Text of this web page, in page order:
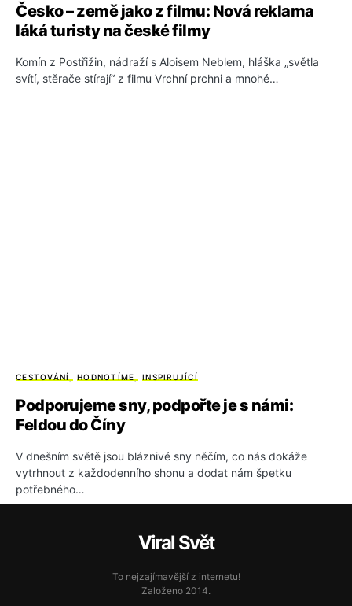
Česko – země jako z filmu: Nová reklama
láká turisty na české filmy
Komín z Postřižin, nádraží s Aloisem Neblem, hláška „světla
svítí, stěrače stírají“ z filmu Vrchní prchni a mnohé…
CESTOVÁNÍ HODNOTÍME INSPIRUJÍCÍ
Podporujeme sny, podpořte je s námi:
Feldou do Číny
V dnešním světě jsou bláznivé sny něčím, co nás dokáže
vytrhnout z každodenního shonu a dodat nám špetku
potřebného…
Viral Svět
To nejzajímavější z internetu!
Založeno 2014.